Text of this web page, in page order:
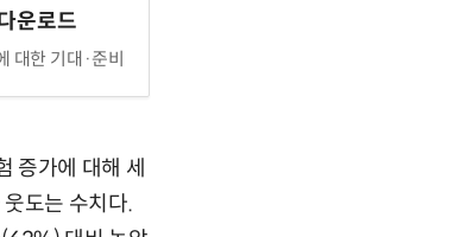
운로드
대한 기대·준비
증가에 대해 세
도는 수치다.